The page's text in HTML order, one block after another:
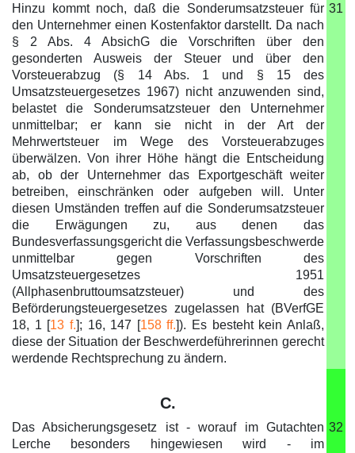
Hinzu kommt noch, daß die Sonderumsatzsteuer für
den Unternehmer einen Kostenfaktor darstellt. Da nach
§ 2 Abs. 4 AbsichG die Vorschriften über den
gesonderten Ausweis der Steuer und über den
Vorsteuerabzug (§ 14 Abs. 1 und § 15 des
Umsatzsteuergesetzes 1967) nicht anzuwenden sind,
belastet die Sonderumsatzsteuer den Unternehmer
unmittelbar; er kann sie nicht in der Art der
Mehrwertsteuer im Wege des Vorsteuerabzuges
überwälzen. Von ihrer Höhe hängt die Entscheidung
ab, ob der Unternehmer das Exportgeschäft weiter
betreiben, einschränken oder aufgeben will. Unter
diesen Umständen treffen auf die Sonderumsatzsteuer
die Erwägungen zu, aus denen das
Bundesverfassungsgericht die Verfassungsbeschwerde
unmittelbar gegen Vorschriften des
Umsatzsteuergesetzes 1951
(Allphasenbruttoumsatzsteuer) und des
Beförderungsteuergesetzes zugelassen hat (BVerfGE
18, 1 [13 f.]; 16, 147 [158 ff.]). Es besteht kein Anlaß,
diese der Situation der Beschwerdeführerinnen gerecht
werdende Rechtsprechung zu ändern.
31
C.
Das Absicherungsgesetz ist - worauf im Gutachten
Lerche besonders hingewiesen wird - im
32